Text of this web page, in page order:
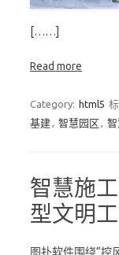
[……]
Read more
Category: html5 标
基建, 智慧园区 ,
智慧施
型文明
图扑软件围绕“控